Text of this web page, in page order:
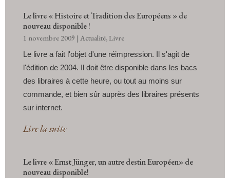
Le livre « Histoire et Tradition des Européens » de
nouveau disponible !
1 novembre 2009 | Actualité,Livre
Le livre a fait l'objet d'une réimpression. Il s'agit de
l'édition de 2004. Il doit être disponible dans les bacs
des libraires à cette heure, ou tout au moins sur
commande, et bien sûr auprès des libraires présents
sur internet.
Lire la suite
Le livre « Ernst Jünger, un autre destin Européen» de
nouveau disponible!